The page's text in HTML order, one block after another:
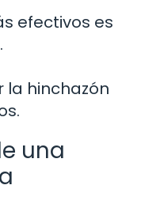
efectivos es
la hinchazón
una